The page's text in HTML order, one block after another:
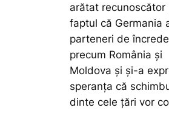
arătat recunoscător
faptul că Germania
parteneri de
precum România și
Moldova și și-a
speranța că
dinte cele țări vor